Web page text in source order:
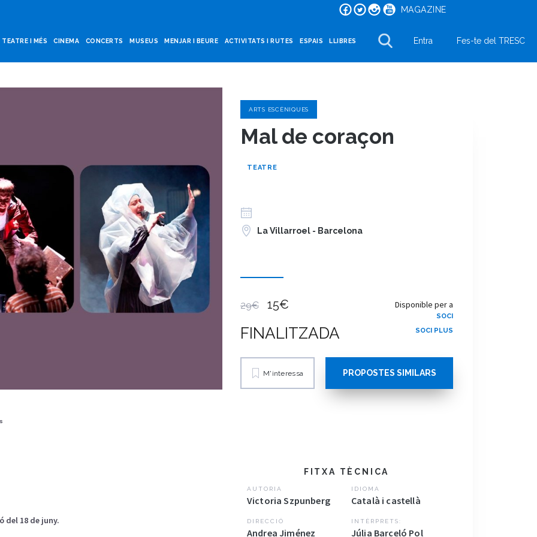
MAGAZINE
TEATRE I MÉS CINEMA CONCERTS MUSEUS MENJAR I BEURE ACTIVITATS I RUTES ESPAIS LLIBRES Entra Fes-te del TRESC
ARTS ESCÈNIQUES
Mal de coraçon
TEATRE
La Villarroel - Barcelona
29€ 15€
FINALITZADA
Disponible per a
SOCI
SOCI PLUS
M'interessa PROPOSTES SIMILARS
del 18 de juny.
FITXA TÈCNICA
AUTORIA
Victoria Szpunberg
DIRECCIÓ
Andrea Jiménez
IDIOMA
Català i castellà
INTÈRPRETS:
Júlia Barceló Pol